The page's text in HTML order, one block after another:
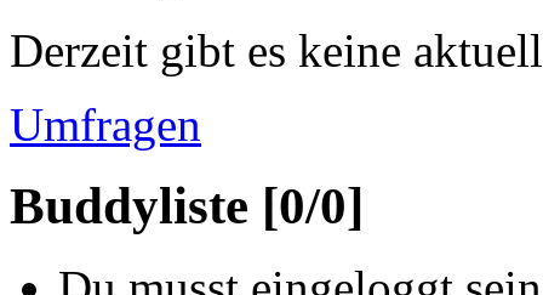
Derzeit gibt es keine
Umfragen
Buddyliste [0/0]